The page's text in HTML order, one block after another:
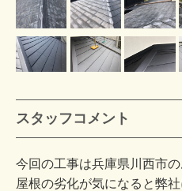
スタッフコメント
今回の工事は兵庫県川西市の
屋根の劣化が気になると弊